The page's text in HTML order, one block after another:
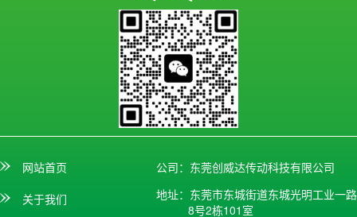
网站首页
关于我们
公司：东莞创威达传动科技有限公司
地址：东莞市东城街道东城光明工业一路
8号2栋101室